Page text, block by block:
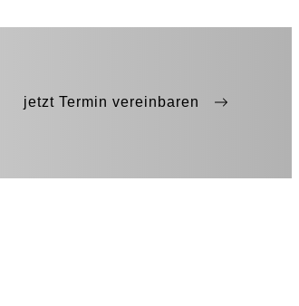
jetzt Termin vereinbaren